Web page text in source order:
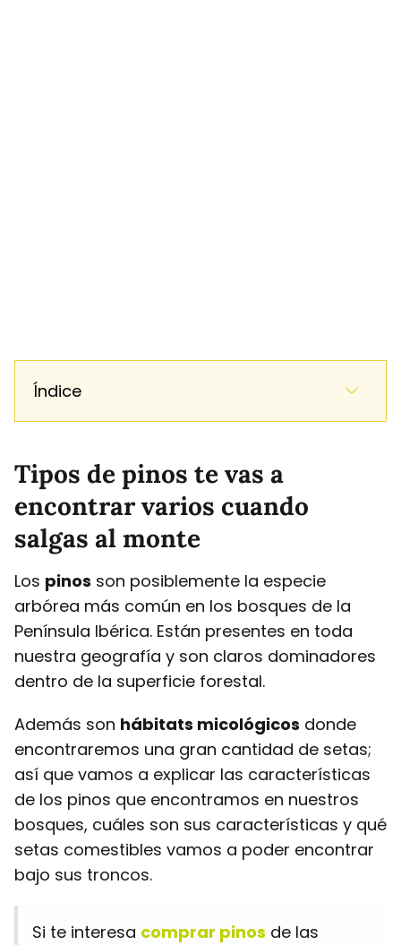
Índice
Tipos de pinos te vas a
encontrar varios cuando
salgas al monte
Los pinos son posiblemente la especie
arbórea más común en los bosques de la
Península Ibérica. Están presentes en toda
nuestra geografía y son claros dominadores
dentro de la superficie forestal.
Además son hábitats micológicos donde
encontraremos una gran cantidad de setas;
así que vamos a explicar las características
de los pinos que encontramos en nuestros
bosques, cuáles son sus características y qué
setas comestibles vamos a poder encontrar
bajo sus troncos.
Si te interesa comprar pinos de las